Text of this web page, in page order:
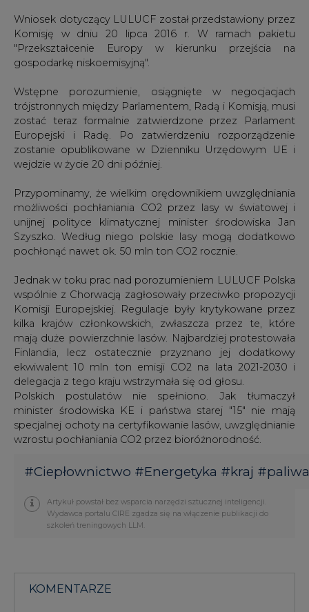
Wniosek dotyczący LULUCF został przedstawiony przez
Komisję w dniu 20 lipca 2016 r. W ramach pakietu
"Przekształcenie Europy w kierunku przejścia na
gospodarkę niskoemisyjną".
Wstępne porozumienie, osiągnięte w negocjacjach
trójstronnych między Parlamentem, Radą i Komisją, musi
zostać teraz formalnie zatwierdzone przez Parlament
Europejski i Radę. Po zatwierdzeniu rozporządzenie
zostanie opublikowane w Dzienniku Urzędowym UE i
wejdzie w życie 20 dni później.
Przypominamy, że wielkim orędownikiem uwzględniania
możliwości pochłaniania CO2 przez lasy w światowej i
unijnej polityce klimatycznej minister środowiska Jan
Szyszko. Według niego polskie lasy mogą dodatkowo
pochłonąć nawet ok. 50 mln ton CO2 rocznie.
Jednak w toku prac nad porozumieniem LULUCF Polska
wspólnie z Chorwacją zagłosowały przeciwko propozycji
Komisji Europejskiej. Regulacje były krytykowane przez
kilka krajów członkowskich, zwłaszcza przez te, które
mają duże powierzchnie lasów. Najbardziej protestowała
Finlandia, lecz ostatecznie przyznano jej dodatkowy
ekwiwalent 10 mln ton emisji CO2 na lata 2021-2030 i
delegacja z tego kraju wstrzymała się od głosu.
Polskich postulatów nie spełniono. Jak tłumaczył
minister środowiska KE i państwa starej "15" nie mają
specjalnej ochoty na certyfikowanie lasów, uwzględnianie
wzrostu pochłaniania CO2 przez bioróżnorodność.
#Ciepłownictwo #Energetyka #kraj #paliwa
Artykuł powstał bez wsparcia narzędzi sztucznej inteligencji.
Wydawca portalu CIRE zgadza się na włączenie publikacji do
szkoleń treningowych LLM.
KOMENTARZE